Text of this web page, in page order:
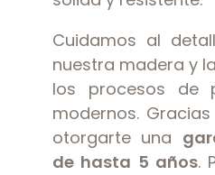
Cuidamos al
nuestra madera y
los procesos de
modernos.
otorgarte una
de hasta 5 años.